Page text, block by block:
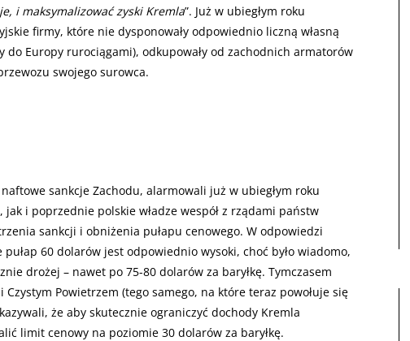
i maksymalizować zyski Kremla”. Już w ubiegłym roku
firmy, które nie dysponowały odpowiednio liczną własną
do Europy rurociągami), odkupowały od zachodnich armatorów
swojego surowca.
sankcje Zachodu, alarmowali już w ubiegłym roku
i poprzednie polskie władze wespół z rządami państw
sankcji i obniżenia pułapu cenowego. W odpowiedzi
60 dolarów jest odpowiednio wysoki, choć było wiadomo,
drożej – nawet po 75-80 dolarów za baryłkę. Tymczasem
Powietrzem (tego samego, na które teraz powołuje się
że aby skutecznie ograniczyć dochody Kremla
limit cenowy na poziomie 30 dolarów za baryłkę.